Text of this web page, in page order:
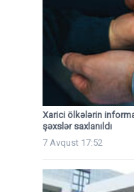
Xarici ölkələrin
şəxslər saxlanıldı
7 Avqust 17:52